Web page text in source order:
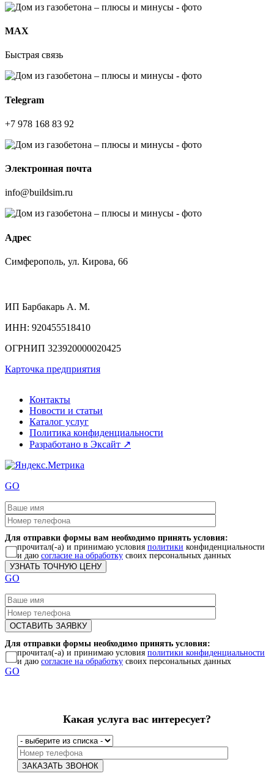
МАХ
Быстрая связь
Telegram
+7 978 168 83 92
Электронная почта
info@buildsim.ru
Адрес
Симферополь, ул. Кирова, 66
ИП Барбакарь А. М.
ИНН: 920455518410
ОГРНИП 323920000020425
Карточка предприятия
Контакты
Новости и статьи
Каталог услуг
Политика конфиденциальности
Разработано в Эксайт ↗
GO
Для отправки формы вам необходимо принять условия:
прочитал(-а) и принимаю условия политики конфиденциальности
и даю согласие на обработку своих персональных данных
GO
Для отправки формы необходимо принять условия:
прочитал(-а) и принимаю условия политики конфиденциальности
и даю согласие на обработку своих персональных данных
GO
Какая услуга вас интересует?